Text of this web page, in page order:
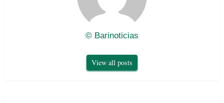
© Barinoticias
View all posts